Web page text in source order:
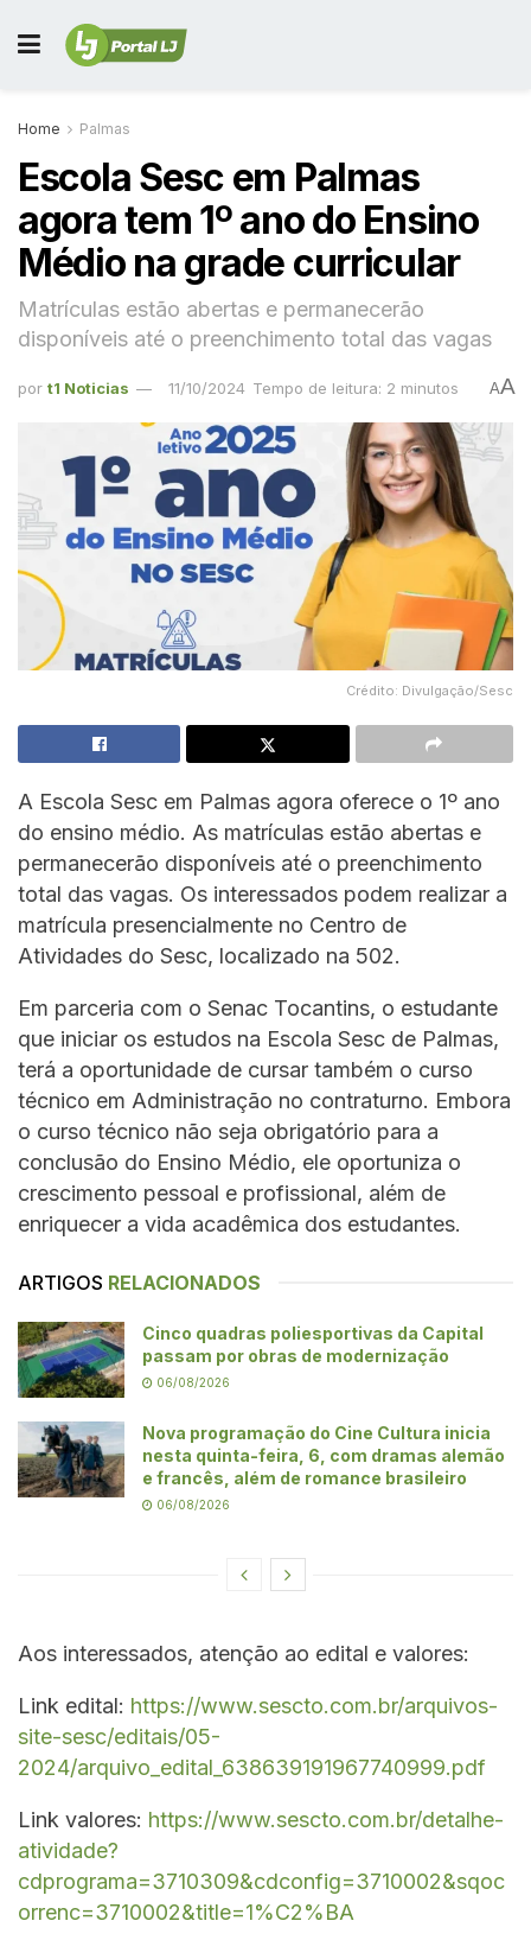
Home Palmas
Escola Sesc em Palmas
agora tem 1º ano do Ensino
Médio na grade curricular
Matrículas estão abertas e permanecerão
disponíveis até o preenchimento total das vagas
por t1 Noticias 11/10/2024 Tempo de leitura: 2 minutos AA
Crédito: Divulgação/Sesc
A Escola Sesc em Palmas agora oferece o 1º ano
do ensino médio. As matrículas estão abertas e
permanecerão disponíveis até o preenchimento
total das vagas. Os interessados podem realizar a
matrícula presencialmente no Centro de
Atividades do Sesc, localizado na 502.
Em parceria com o Senac Tocantins, o estudante
que iniciar os estudos na Escola Sesc de Palmas,
terá a oportunidade de cursar também o curso
técnico em Administração no contraturno. Embora
o curso técnico não seja obrigatório para a
conclusão do Ensino Médio, ele oportuniza o
crescimento pessoal e profissional, além de
enriquecer a vida acadêmica dos estudantes.
ARTIGOS RELACIONADOS
Cinco quadras poliesportivas da Capital
passam por obras de modernização
06/08/2026
Nova programação do Cine Cultura inicia
nesta quinta-feira, 6, com dramas alemão
e francês, além de romance brasileiro
06/08/2026
Aos interessados, atenção ao edital e valores:
Link edital: https://www.sescto.com.br/arquivos-
site-sesc/editais/05-
2024/arquivo_edital_638639191967740999.pdf
Link valores: https://www.sescto.com.br/detalhe-
atividade?
cdprograma=3710309&cdconfig=3710002&sqoc
orrenc=3710002&title=1%C2%BA